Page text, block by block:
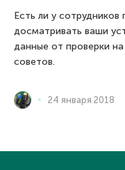
Есть ли у сотрудников
досматривать ваши
данные от проверки
советов.
24 января 2018